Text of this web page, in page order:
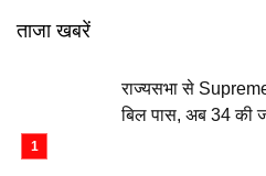
ताजा खबरें
राज्यसभा से
बिल पास, अब 34 की